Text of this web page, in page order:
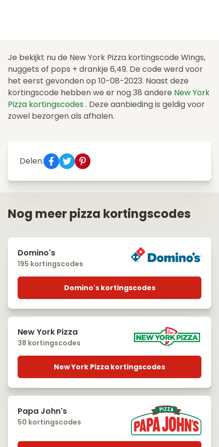
Je bekijkt nu de New York Pizza kortingscode Wings,
nuggets of pops + drankje 6,49. De code werd voor
het eerst gevonden op 10-08-2023. Naast deze
kortingscode hebben we er nog 38 andere New York
Pizza kortingscodes . Deze aanbieding is geldig voor
zowel bezorgen als afhalen.
Delen:
Nog meer pizza kortingscodes
Domino's
195 kortingscodes
Domino's kortingscodes
New York Pizza
38 kortingscodes
New York Pizza kortingscodes
Papa John's
50 kortingscodes